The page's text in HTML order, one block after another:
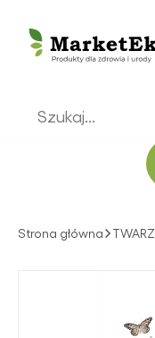
Strona główna TWARZ